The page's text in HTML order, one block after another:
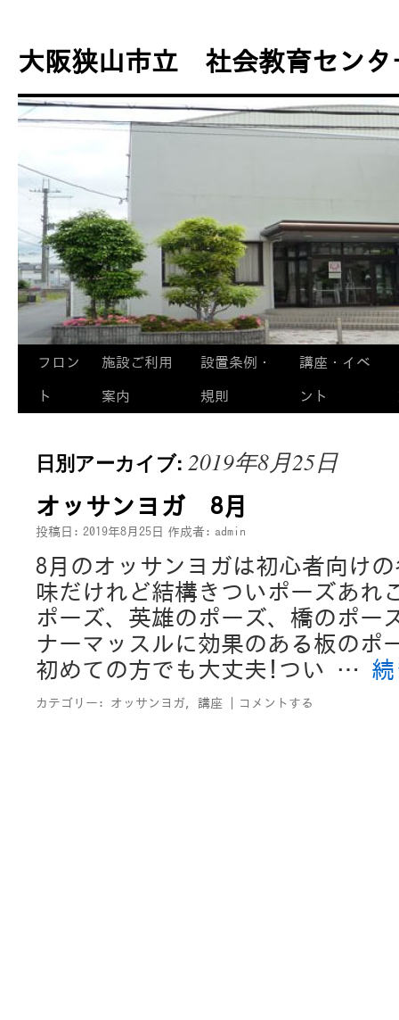
テ
ン
へ
ス
プ
大阪狭山市立 社会教育センタ
フロン
ト
施設ご利用
案内
設置条例・
規則
講座・イベ
ント
日別アーカイブ: 2019年8月25日
オッサンヨガ 8月
投稿日: 2019年8月25日 作成者: admin
8月のオッサンヨガは初心者向け
味だけれど結構きついポーズあれ
ポーズ、英雄のポーズ、橋のポー
ナーマッスルに効果のある板のポ
初めての方でも大丈夫!つい …
カテゴリー: オッサンヨガ, 講座 コメントする